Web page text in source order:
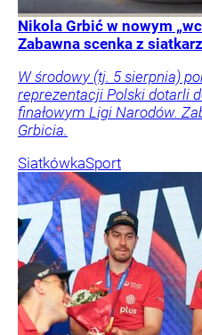
Nikola Grbić w nowym
Zabawna scenka z
W środowy (tj. 5 sierpnia)
reprezentacji Polski dotarli
finałowym Ligi Narodów.
Grbicia.
SiatkówkaSport